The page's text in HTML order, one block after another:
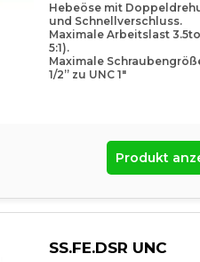
Hebeöse mit
und Schnellverschluss.
Maximale Arbeitslast
5:1).
Maximale
1/2” zu UNC 1″
Produkt
SS.FE.DSR UNC